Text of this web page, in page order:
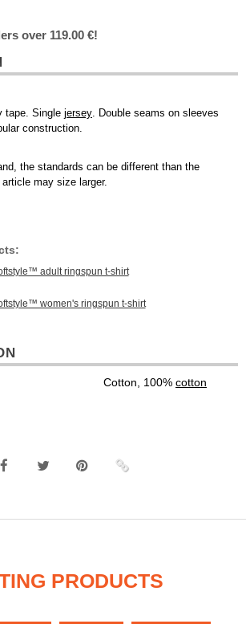
over 119.00 €!
tape. Single jersey. Double seams on sleeves
construction.
the standards can be different than the
may size larger.
adult ringspun t-shirt
women's ringspun t-shirt
Cotton, 100% cotton
PRODUCTS